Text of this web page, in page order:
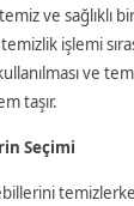
ve sağlıklı
işlemi
ve
taşır.
Seçimi